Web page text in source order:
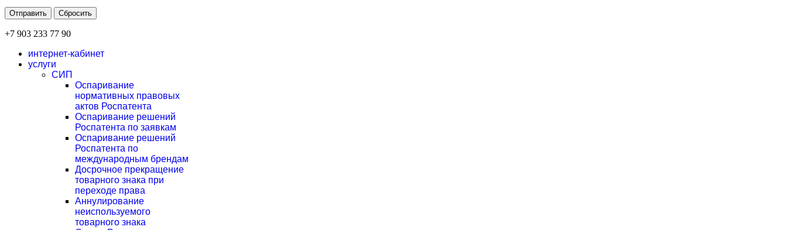
Отправить Сбросить
+7 903 233 77 90
интернет-кабинет
услуги
СИП
Оспаривание
нормативных правовых
актов Роспатента
Оспаривание решений
Роспатента по заявкам
Оспаривание решений
Роспатента по
международным брендам
Досрочное прекращение
товарного знака при
переходе права
Аннулирование
неиспользуемого
товарного знака